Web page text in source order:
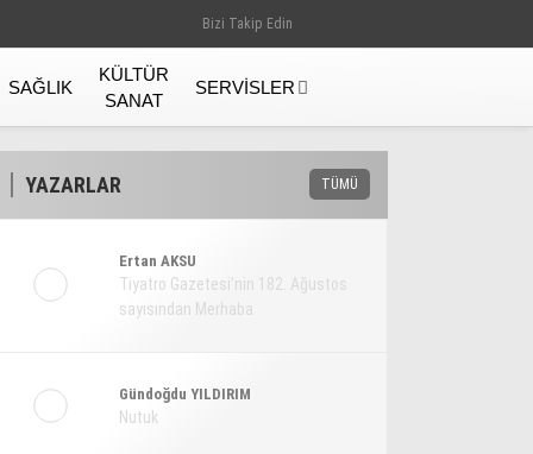
Bizi Takip Edin
SAĞLIK
KÜLTÜR
SANAT
SERVISLER
YAZARLAR TÜMÜ
Ertan AKSU
Tiyatro Gazetesi’nin 182. Ağustos
sayısından Merhaba
Gündoğdu YILDIRIM
Nutuk